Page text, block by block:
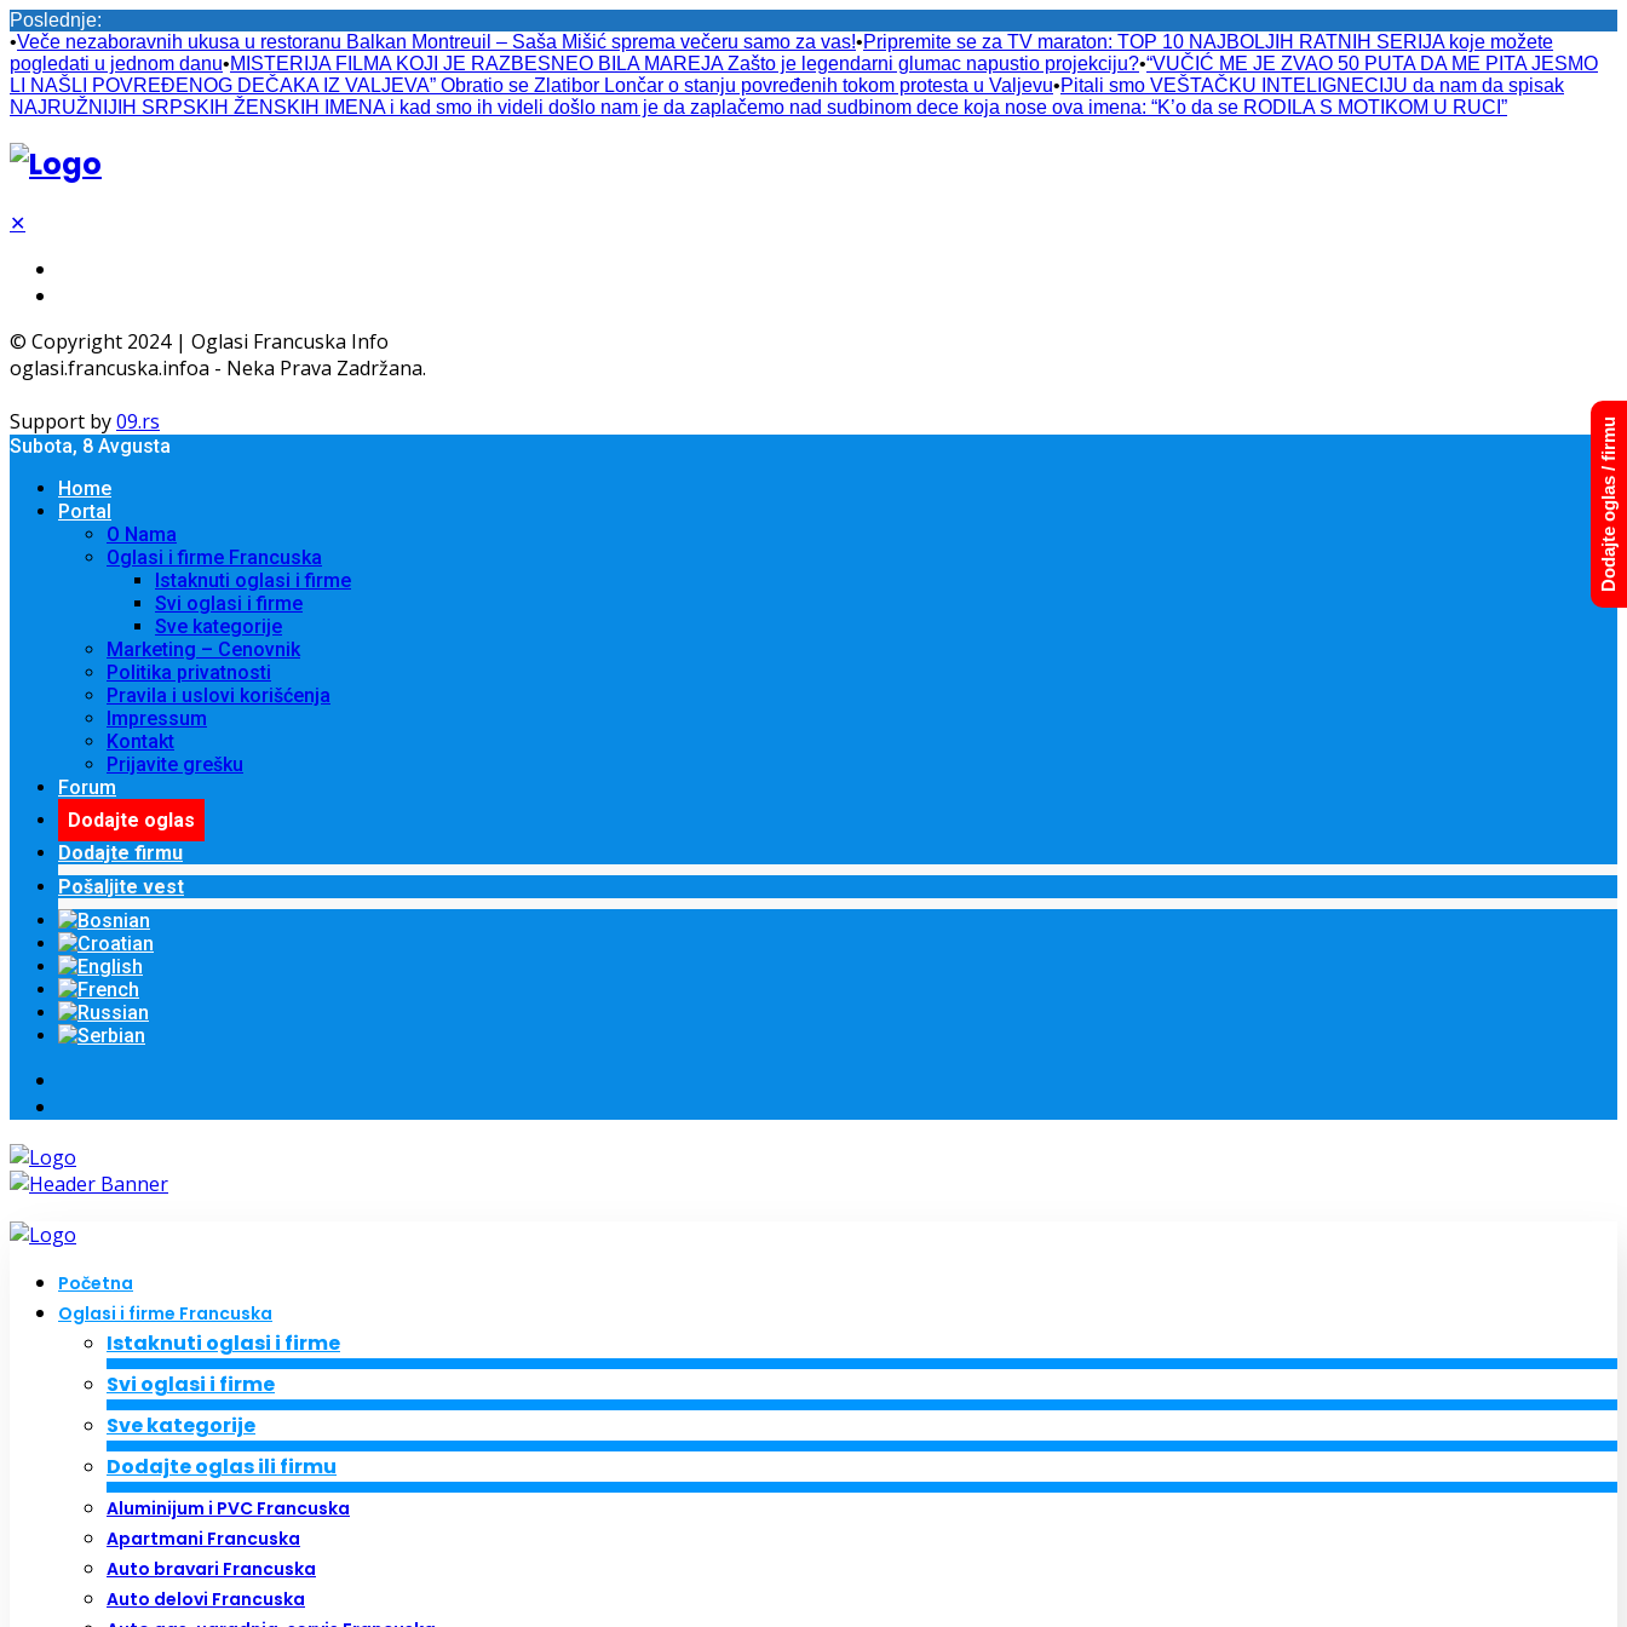
Poslednje:
•Veče nezaboravnih ukusa u restoranu Balkan Montreuil – Saša Mišić sprema večeru samo za vas!•Pripremite se za TV maraton: TOP 10 NAJBOLJIH RATNIH SERIJA koje možete
pogledati u jednom danu•MISTERIJA FILMA KOJI JE RAZBESNEO BILA MAREJA Zašto je legendarni glumac napustio projekciju?•“VUČIĆ ME JE ZVAO 50 PUTA DA ME PITA JESMO
LI NAŠLI POVREĐENOG DEČAKA IZ VALJEVA” Obratio se Zlatibor Lončar o stanju povređenih tokom protesta u Valjevu•Pitali smo VEŠTAČKU INTELIGNECIJU da nam da spisak
NAJRUŽNIJIH SRPSKIH ŽENSKIH IMENA i kad smo ih videli došlo nam je da zaplačemo nad sudbinom dece koja nose ova imena: “K’o da se RODILA S MOTIKOM U RUCI”
✕
© Copyright 2024 | Oglasi Francuska Info
oglasi.francuska.infoa - Neka Prava Zadržana.
Support by09.rs
Subota, 8 Avgusta
Home
Portal
O Nama
Oglasi i firme Francuska
Istaknuti oglasi i firme
Svi oglasi i firme
Sve kategorije
Marketing – Cenovnik
Politika privatnosti
Pravila i uslovi korišćenja
Impressum
Kontakt
Prijavite grešku
Forum
Dodajte oglas
Dodajte firmu
Pošaljite vest
Početna
Oglasi i firme Francuska
Istaknuti oglasi i firme
Svi oglasi i firme
Sve kategorije
Dodajte oglas ili firmu
Aluminijum i PVC Francuska
Apartmani Francuska
Auto bravari Francuska
Auto delovi Francuska
Dodajte oglas / firmu